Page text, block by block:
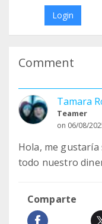
Login
Comment
Tamara
Teamer
on 06/08/
Hola, me gustaría
todo nuestro
Comparte